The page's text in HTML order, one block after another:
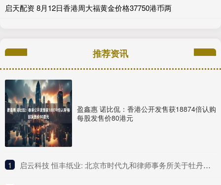
启天配资 8月12日香港周大福黄金价格37750港币两
推荐资讯
盈鑫惠 诺比侃：香港公开发售获18874倍认购
每股发售价80港元
1 ​启云科技 恒丰纸业: 北京市时代九和律师事务所关于牡丹江恒丰纸业股份有限公司发行股份购买资产暨关联交易之补充法律意见书（一）内容摘要